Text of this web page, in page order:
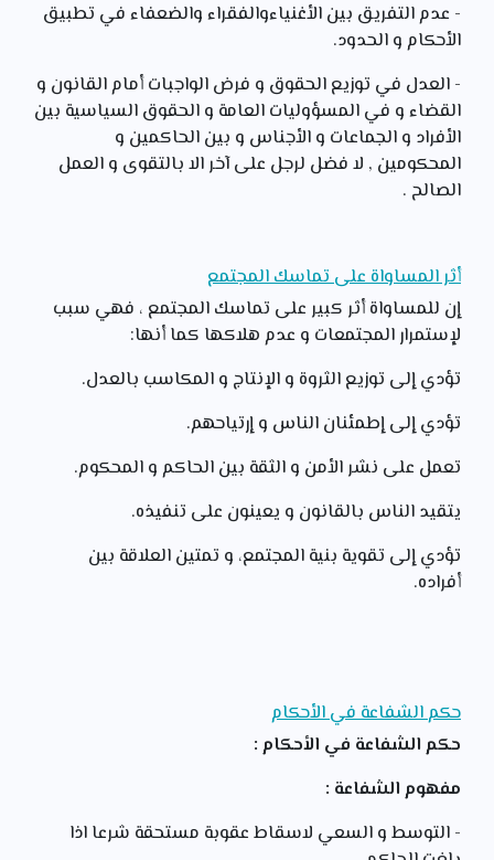
- عدم التفريق بين الأغنياءوالفقراء والضعفاء في تطبيق
الأحكام و الحدود.
- العدل في توزيع الحقوق و فرض الواجبات أمام القانون و
القضاء و في المسؤوليات العامة و الحقوق السياسية بين
الأفراد و الجماعات و الأجناس و بين الحاكمين و
المحكومين , لا فضل لرجل على آخر الا بالتقوى و العمل
الصالح .
أثر المساواة على تماسك المجتمع
إن للمساواة أثر كبير على تماسك المجتمع ، فهي سبب
لإستمرار المجتمعات و عدم هلاكها كما أنها:
تؤدي إلى توزيع الثروة و الإنتاج و المكاسب بالعدل.
تؤدي إلى إطمئنان الناس و إرتياحهم.
تعمل على نشر الأمن و الثقة بين الحاكم و المحكوم.
يتقيد الناس بالقانون و يعينون على تنفيذه.
تؤدي إلى تقوية بنية المجتمع، و تمتين العلاقة بين
أفراده.
حكم الشفاعة في الأحكام
حكم الشفاعة في الأحكام :
مفهوم الشفاعة :
- التوسط و السعي لاسقاط عقوبة مستحقة شرعا اذا